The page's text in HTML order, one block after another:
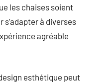
les chaises soient
à diverses
agréable
esthétique peut